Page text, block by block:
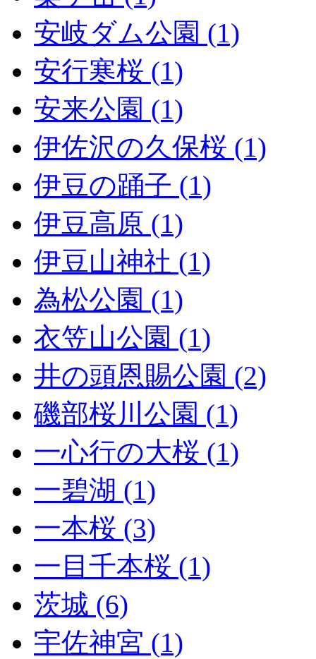
安岐ダム公園 (1)
安行寒桜 (1)
安来公園 (1)
伊佐沢の久保桜 (1)
伊豆の踊子 (1)
伊豆高原 (1)
伊豆山神社 (1)
為松公園 (1)
衣笠山公園 (1)
井の頭恩賜公園 (2)
磯部桜川公園 (1)
一心行の大桜 (1)
一碧湖 (1)
一本桜 (3)
一目千本桜 (1)
茨城 (6)
宇佐神宮 (1)